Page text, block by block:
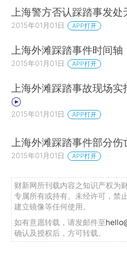
上海警方否认踩踏事发
2015年01月01日 APP打开
上海外滩踩踏事件时间轴
2015年01月01日 APP打开
上海外滩踩踏事故现场实
2015年01月01日 APP打开
上海外滩踩踏事件部分伤
2015年01月01日 APP打开
财新网所刊载内容之知识产权为
专属所有或持有。未经许可，禁
建立镜像等任何使用。
如有意愿转载，请发邮件至
确认及授权后，方可转载。